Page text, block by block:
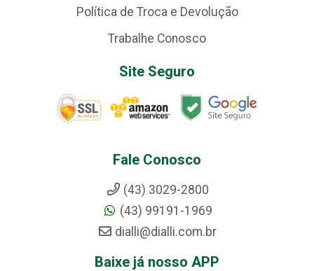
Política de Troca e Devolução
Trabalhe Conosco
Site Seguro
Fale Conosco
(43) 3029-2800
(43) 99191-1969
dialli@dialli.com.br
Baixe já nosso APP